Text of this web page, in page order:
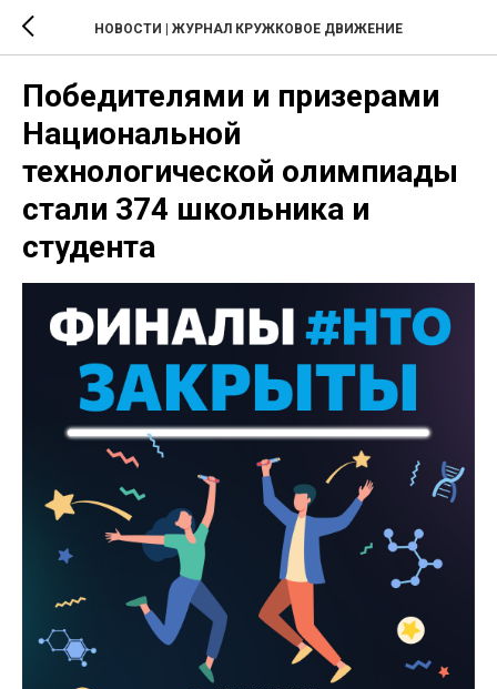
НОВОСТИ | ЖУРНАЛ КРУЖКОВОЕ ДВИЖЕНИЕ
Победителями и призерами
Национальной
технологической олимпиады
стали 374 школьника и
студента